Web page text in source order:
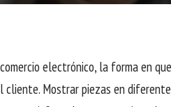
electrónico, la forma en
cliente. Mostrar piezas en